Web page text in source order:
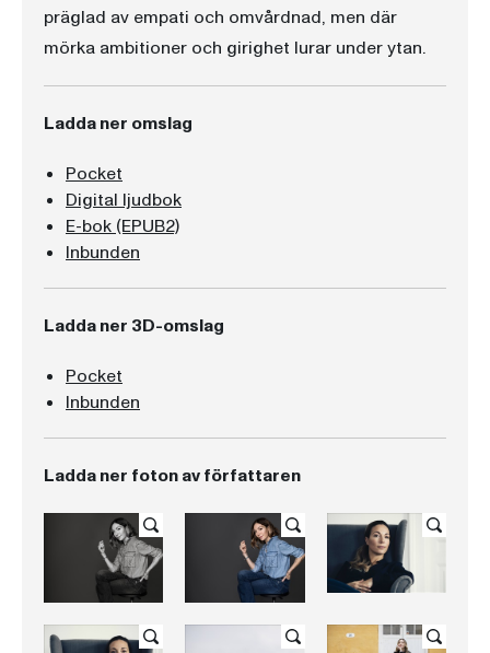
präglad av empati och omvårdnad, men där
mörka ambitioner och girighet lurar under ytan.
Ladda ner omslag
Pocket
Digital ljudbok
E-bok (EPUB2)
Inbunden
Ladda ner 3D-omslag
Pocket
Inbunden
Ladda ner foton av författaren